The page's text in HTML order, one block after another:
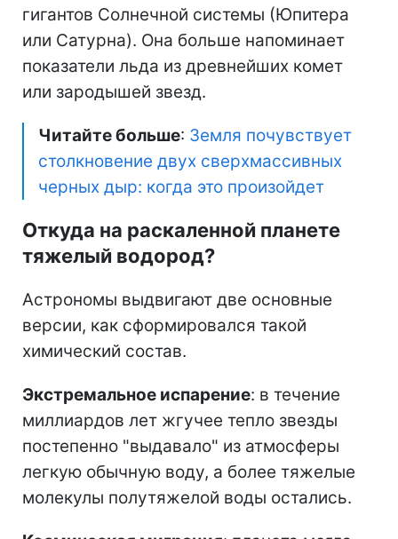
гигантов Солнечной системы (Юпитера
или Сатурна). Она больше напоминает
показатели льда из древнейших комет
или зародышей звезд.
Читайте больше: Земля почувствует
столкновение двух сверхмассивных
черных дыр: когда это произойдет
Откуда на раскаленной планете
тяжелый водород?
Астрономы выдвигают две основные
версии, как сформировался такой
химический состав.
Экстремальное испарение: в течение
миллиардов лет жгучее тепло звезды
постепенно "выдавало" из атмосферы
легкую обычную воду, а более тяжелые
молекулы полутяжелой воды остались.